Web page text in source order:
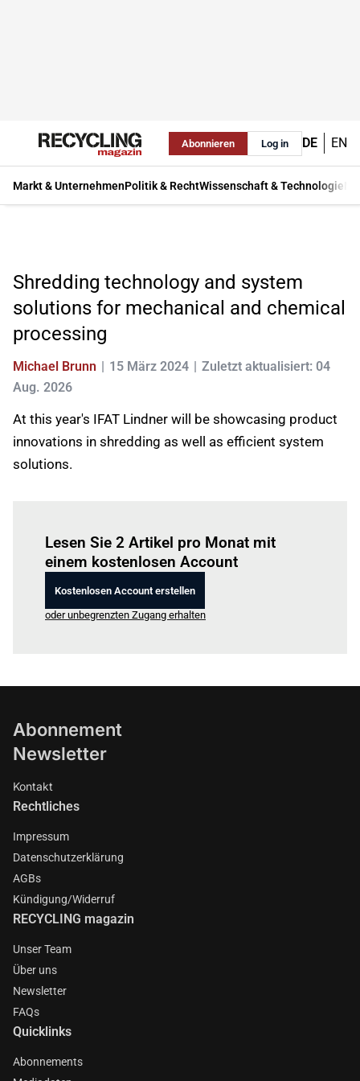
Abonnieren Log in DE EN
Markt & UnternehmenPolitik & RechtWissenschaft & Technologie
Shredding technology and system
solutions for mechanical and chemical
processing
Michael Brunn 15 März 2024
Zuletzt aktualisiert: 04
Aug. 2026
At this year's IFAT Lindner will be showcasing product
innovations in shredding as well as efficient system
solutions.
Lesen Sie 2 Artikel pro Monat mit
einem kostenlosen Account
Kostenlosen Account erstellen
oder unbegrenzten Zugang erhalten
Abonnement
Newsletter
Kontakt
Rechtliches
Impressum
Datenschutzerklärung
AGBs
Kündigung/Widerruf
RECYCLING magazin
Unser Team
Über uns
Newsletter
FAQs
Quicklinks
Abonnements